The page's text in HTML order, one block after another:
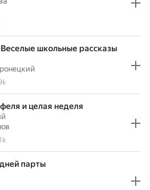
школьные рассказы
и целая неделя
парты